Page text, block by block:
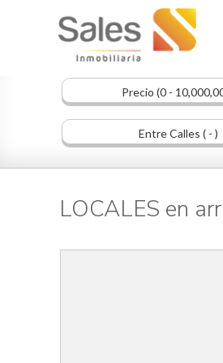
Precio (0 -
Entre Calles ( - )
LOCALES en